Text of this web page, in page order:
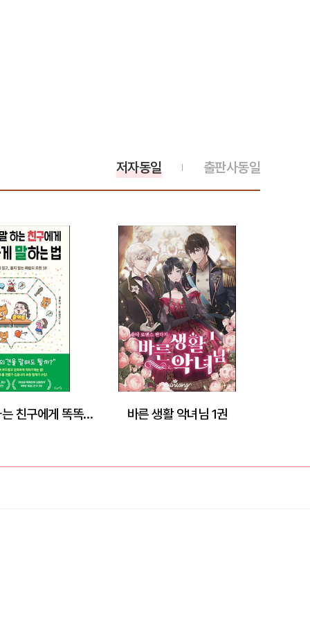
출판사동일
저자동일
상처 주는 말 하는 친구에게 똑똑하게 말하는 법 바른 생활 악녀님 1권